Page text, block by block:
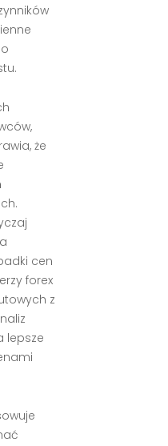
że
cen
forex
z
lepsze